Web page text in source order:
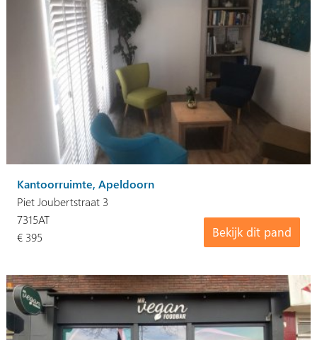
Kantoorruimte, Apeldoorn
Piet Joubertstraat 3
Bekijk dit pand
7315AT
€ 395